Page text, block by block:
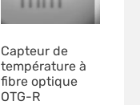
Capteur de
température à
fibre optique
OTG-R